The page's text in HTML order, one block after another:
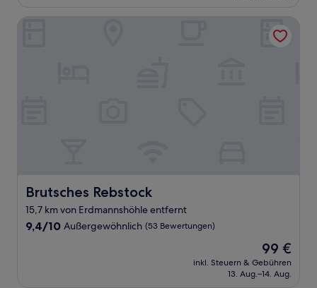
Brutsches Rebstock
Brutsches Rebstock
15,7 km von Erdmannshöhle entfernt
9.4
9,4/10 Außergewöhnlich (53 Bewertungen)
Der
Preis
beträgt
99 €
inkl. Steuern & Gebühren
13. Aug.–14. Aug.